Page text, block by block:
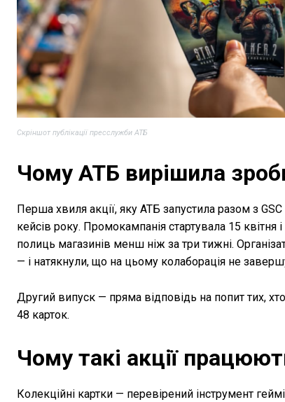
Скріншот публікації пресслужби АТБ
Чому АТБ вирішила
Перша хвиля акції, яку АТБ запустила разом з
кейсів року. Промокампанія стартувала 15 квітня
полиць магазинів менш ніж за три тижні.
— і натякнули, що на цьому колаборація не
Другий випуск — пряма відповідь на попит тих,
48 карток.
Чому такі акції
Колекційні картки — перевірений інструмент